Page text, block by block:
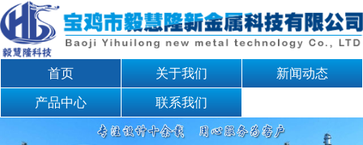
首页 关于我们 新闻动态
产品中心 联系我们